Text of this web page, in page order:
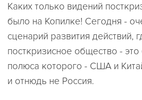
Каких только видений
было на Копилке! Сегодня -
сценарий развития действий,
посткризисное общество -
полюса которого - США и
и отнюдь не Россия.